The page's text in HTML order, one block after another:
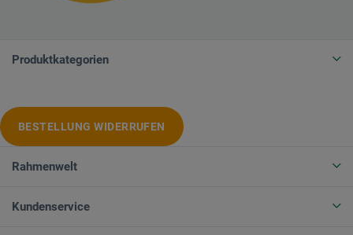
Produktkategorien
BESTELLUNG WIDERRUFEN
Rahmenwelt
Kundenservice